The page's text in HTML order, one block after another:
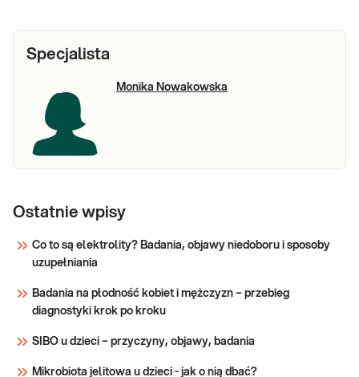
Specjalista
Monika Nowakowska
Ostatnie wpisy
Co to są elektrolity? Badania, objawy niedoboru i sposoby
uzupełniania
Badania na płodność kobiet i mężczyzn – przebieg
diagnostyki krok po kroku
SIBO u dzieci – przyczyny, objawy, badania
Mikrobiota jelitowa u dzieci - jak o nią dbać?